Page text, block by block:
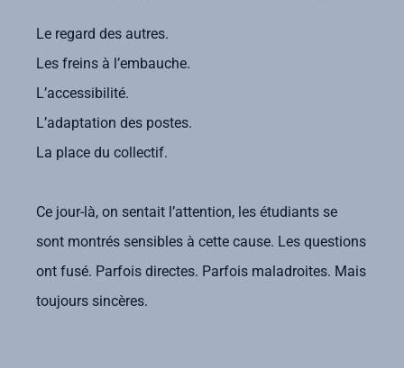
Le regard des autres.
Les freins à l’embauche.
L’accessibilité.
L’adaptation des postes.
La place du collectif.
Ce jour-là, on sentait l’attention, les étudiants se
sont montrés sensibles à cette cause. Les questions
ont fusé. Parfois directes. Parfois maladroites. Mais
toujours sincères.